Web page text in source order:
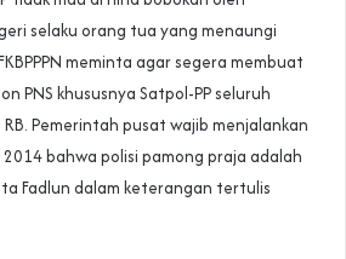
selaku orang tua yang menaungi
meminta agar segera membuat
PNS khususnya Satpol-PP seluruh
Pemerintah pusat wajib menjalankan
bahwa polisi pamong praja adalah
Fadlun dalam keterangan tertulis